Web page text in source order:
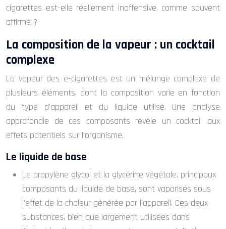
cigarettes est-elle réellement inoffensive, comme souvent
affirmé ?
La composition de la vapeur : un cocktail
complexe
La vapeur des e-cigarettes est un mélange complexe de
plusieurs éléments, dont la composition varie en fonction
du type d’appareil et du liquide utilisé. Une analyse
approfondie de ces composants révèle un cocktail aux
effets potentiels sur l’organisme.
Le liquide de base
Le propylène glycol et la glycérine végétale, principaux
composants du liquide de base, sont vaporisés sous
l’effet de la chaleur générée par l’appareil. Ces deux
substances, bien que largement utilisées dans